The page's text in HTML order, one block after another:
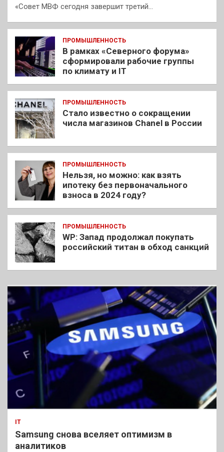
«Совет МВФ сегодня завершит третий…
ПРОМЫШЛЕННОСТЬ
В рамках «Северного форума»
сформировали рабочие группы
по климату и IT
ПРОМЫШЛЕННОСТЬ
Стало известно о сокращении
числа магазинов Chanel в России
ПРОМЫШЛЕННОСТЬ
Нельзя, но можно: как взять
ипотеку без первоначального
взноса в 2024 году?
ПРОМЫШЛЕННОСТЬ
WP: Запад продолжал покупать
российский титан в обход санкций
IT
Samsung снова вселяет оптимизм в
аналитиков